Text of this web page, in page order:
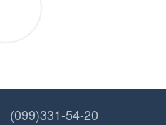
(099)331-54-20